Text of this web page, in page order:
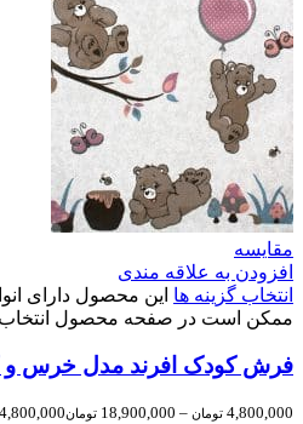
مقایسه
افزودن به علاقه مندی
انتخاب گزینه ها این محصول دارای
ممکن است در صفحه محصول
فرش کودک افرند مدل خرس و
4,800,000 تومان –
18,900,000 تومان